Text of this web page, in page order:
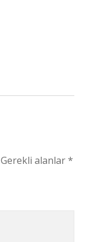
Gerekli alanlar*